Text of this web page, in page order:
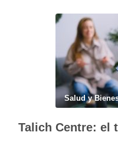
Salud y